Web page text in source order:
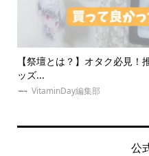
祭壇の作り方やおすすめグ 【体
公